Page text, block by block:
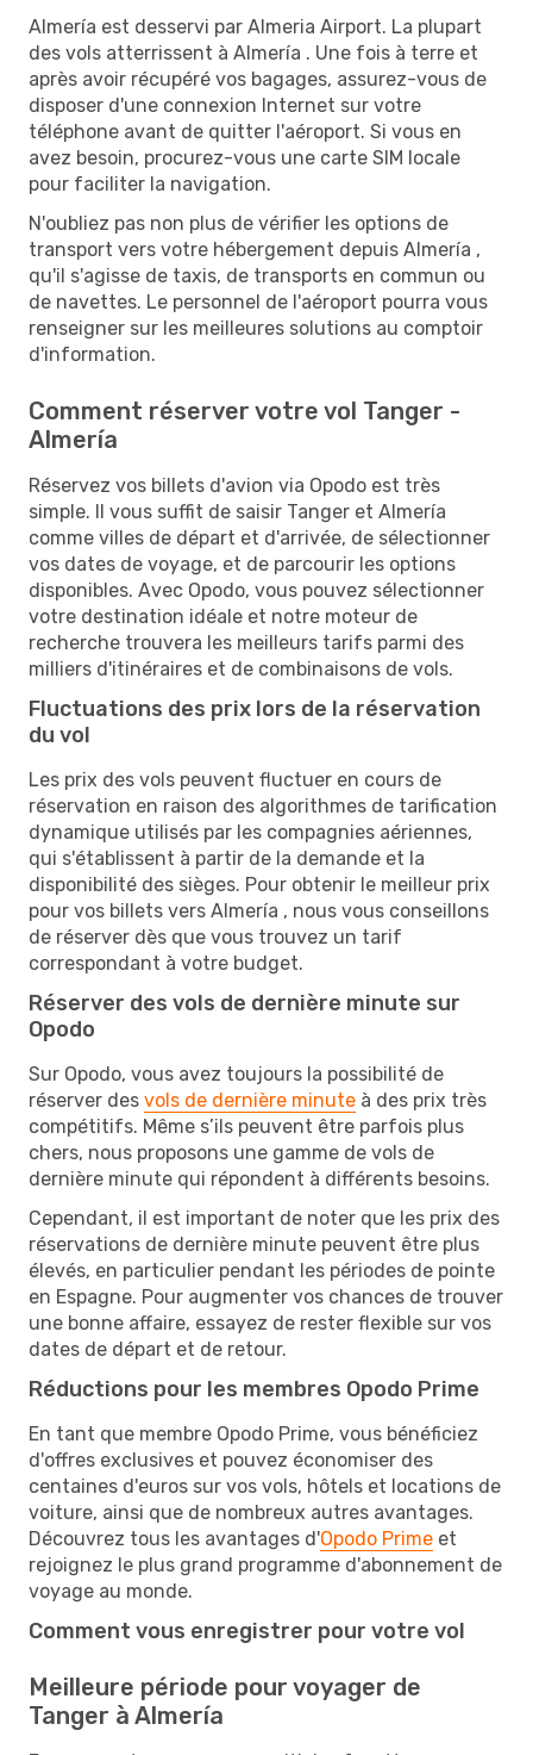
Almería est desservi par Almeria Airport. La plupart
des vols atterrissent à Almería . Une fois à terre et
après avoir récupéré vos bagages, assurez-vous de
disposer d'une connexion Internet sur votre
téléphone avant de quitter l'aéroport. Si vous en
avez besoin, procurez-vous une carte SIM locale
pour faciliter la navigation.
N'oubliez pas non plus de vérifier les options de
transport vers votre hébergement depuis Almería ,
qu'il s'agisse de taxis, de transports en commun ou
de navettes. Le personnel de l'aéroport pourra vous
renseigner sur les meilleures solutions au comptoir
d'information.
Comment réserver votre vol Tanger -
Almería
Réservez vos billets d'avion via Opodo est très
simple. Il vous suffit de saisir Tanger et Almería
comme villes de départ et d'arrivée, de sélectionner
vos dates de voyage, et de parcourir les options
disponibles. Avec Opodo, vous pouvez sélectionner
votre destination idéale et notre moteur de
recherche trouvera les meilleurs tarifs parmi des
milliers d'itinéraires et de combinaisons de vols.
Fluctuations des prix lors de la réservation
du vol
Les prix des vols peuvent fluctuer en cours de
réservation en raison des algorithmes de tarification
dynamique utilisés par les compagnies aériennes,
qui s'établissent à partir de la demande et la
disponibilité des sièges. Pour obtenir le meilleur prix
pour vos billets vers Almería , nous vous conseillons
de réserver dès que vous trouvez un tarif
correspondant à votre budget.
Réserver des vols de dernière minute sur
Opodo
Sur Opodo, vous avez toujours la possibilité de
réserver des vols de dernière minute à des prix très
compétitifs. Même s’ils peuvent être parfois plus
chers, nous proposons une gamme de vols de
dernière minute qui répondent à différents besoins.
Cependant, il est important de noter que les prix des
réservations de dernière minute peuvent être plus
élevés, en particulier pendant les périodes de pointe
en Espagne. Pour augmenter vos chances de trouver
une bonne affaire, essayez de rester flexible sur vos
dates de départ et de retour.
Réductions pour les membres Opodo Prime
En tant que membre Opodo Prime, vous bénéficiez
d'offres exclusives et pouvez économiser des
centaines d'euros sur vos vols, hôtels et locations de
voiture, ainsi que de nombreux autres avantages.
Découvrez tous les avantages d'Opodo Prime et
rejoignez le plus grand programme d'abonnement de
voyage au monde.
Comment vous enregistrer pour votre vol
Meilleure période pour voyager de
Tanger à Almería